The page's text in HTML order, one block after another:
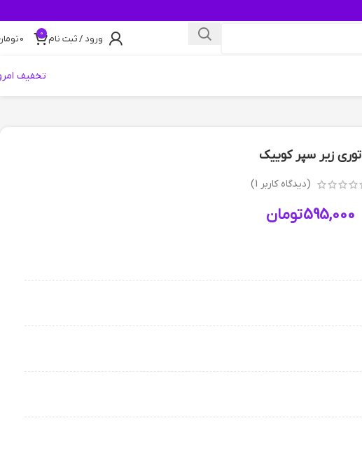
ورود / ثبت نام 0
0
تخفیف
توری زیر سپر کوییک
(دیدگاه کاربر 1
)
595,000تومان